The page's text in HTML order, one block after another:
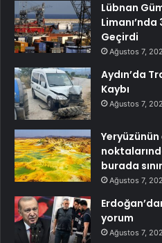
Lübnan
Geçirdi
Ağustos 7,
Aydın’da
Kaybı
Ağustos 7,
Yeryüzünün
burada
Ağustos 7,
yorum
Ağustos 7,